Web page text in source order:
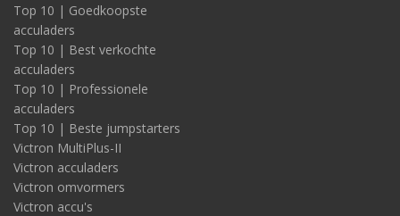
Top 10 | Goedkoopste
acculaders
Top 10 | Best verkochte
acculaders
Top 10 | Professionele
acculaders
Top 10 | Beste jumpstarters
Victron MultiPlus-II
Victron acculaders
Victron omvormers
Victron accu's